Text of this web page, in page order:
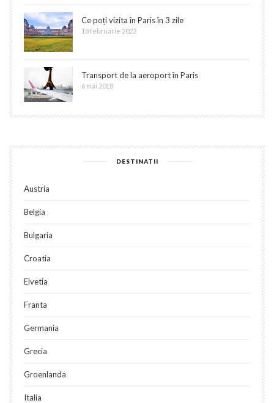
Ce poți vizita în Paris în 3 zile
18 februarie 2022
Transport de la aeroport în Paris
6 mai 2018
DESTINATII
Austria
Belgia
Bulgaria
Croatia
Elvetia
Franta
Germania
Grecia
Groenlanda
Italia